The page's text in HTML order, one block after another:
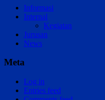
Informasi
Internal
Kegiatan
Jurusan
News
Meta
Log in
Entries feed